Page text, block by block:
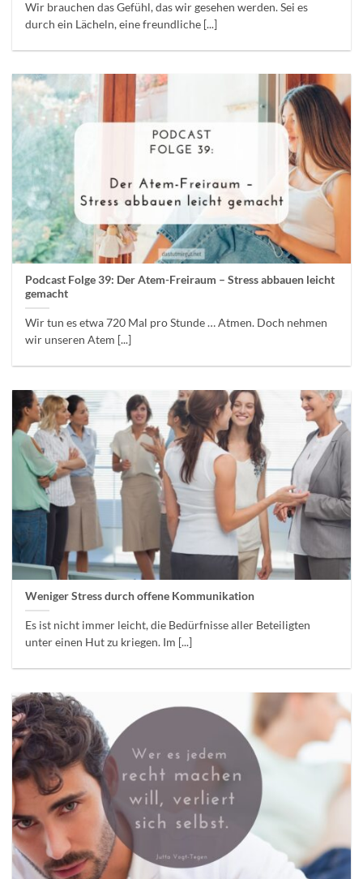
Wir brauchen das Gefühl, das wir gesehen werden. Sei es
durch ein Lächeln, eine freundliche [...]
Podcast Folge 39: Der Atem-Freiraum – Stress abbauen leicht
gemacht
Wir tun es etwa 720 Mal pro Stunde … Atmen. Doch nehmen
wir unseren Atem [...]
Weniger Stress durch offene Kommunikation
Es ist nicht immer leicht, die Bedürfnisse aller Beteiligten
unter einen Hut zu kriegen. Im [...]